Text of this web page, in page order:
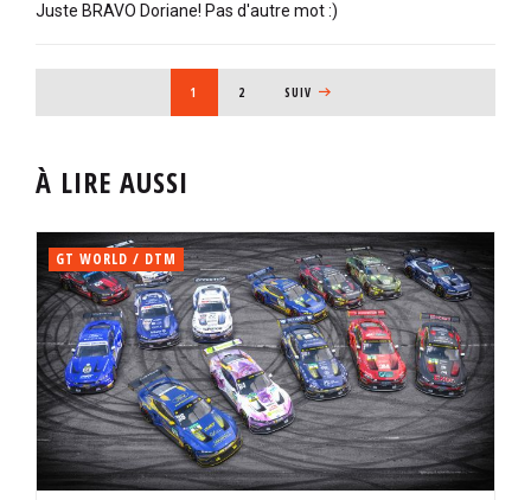
Juste BRAVO Doriane! Pas d'autre mot :)
PAGE COURANTE
1 PAGE
2 PAGE SUIVANTE
SUIV
À LIRE AUSSI
GT WORLD / DTM